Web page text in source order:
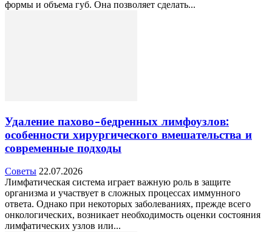
формы и объема губ. Она позволяет сделать...
Удаление пахово-бедренных лимфоузлов:
особенности хирургического вмешательства и
современные подходы
Советы 22.07.2026
Лимфатическая система играет важную роль в защите
организма и участвует в сложных процессах иммунного
ответа. Однако при некоторых заболеваниях, прежде всего
онкологических, возникает необходимость оценки состояния
лимфатических узлов или...